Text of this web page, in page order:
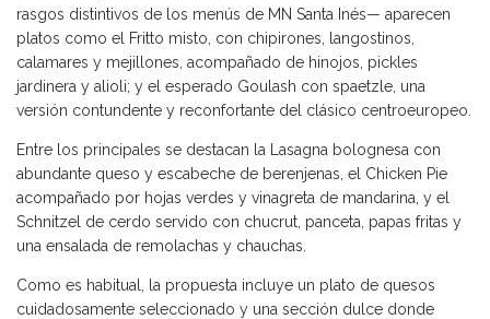
rasgos distintivos de los menús de MN Santa Inés— aparecen
platos como el Fritto misto, con chipirones, langostinos,
calamares y mejillones, acompañado de hinojos, pickles
jardinera y alioli; y el esperado Goulash con spaetzle, una
versión contundente y reconfortante del clásico centroeuropeo.
Entre los principales se destacan la Lasagna bolognesa con
abundante queso y escabeche de berenjenas, el Chicken Pie
acompañado por hojas verdes y vinagreta de mandarina, y el
Schnitzel de cerdo servido con chucrut, panceta, papas fritas y
una ensalada de remolachas y chauchas.
Como es habitual, la propuesta incluye un plato de quesos
cuidadosamente seleccionado y una sección dulce donde